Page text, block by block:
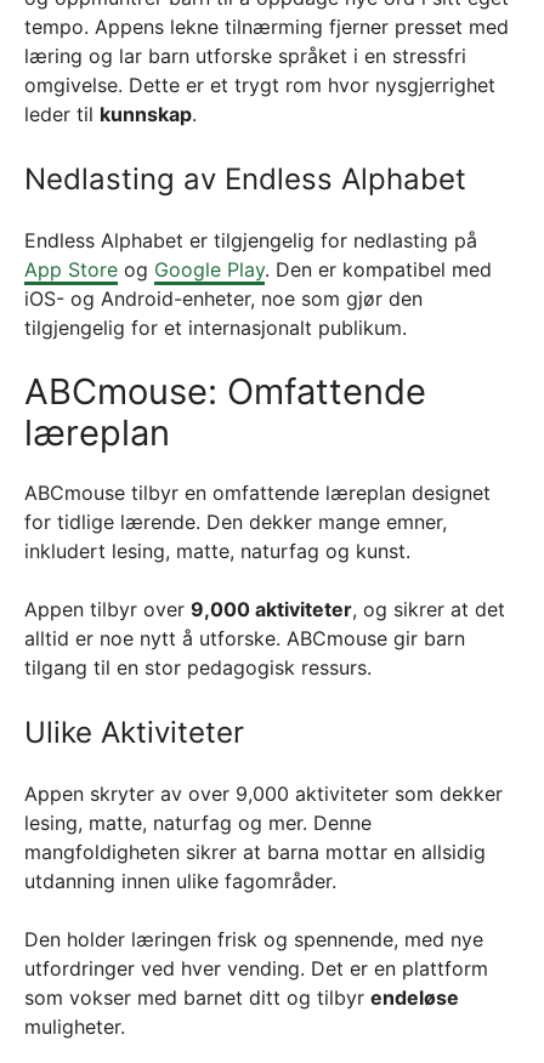
tempo. Appens lekne tilnærming fjerner presset med
læring og lar barn utforske språket i en stressfri
omgivelse. Dette er et trygt rom hvor nysgjerrighet
leder til kunnskap.
Nedlasting av Endless Alphabet
Endless Alphabet er tilgjengelig for nedlasting på
App Store og Google Play. Den er kompatibel med
iOS- og Android-enheter, noe som gjør den
tilgjengelig for et internasjonalt publikum.
ABCmouse: Omfattende
læreplan
ABCmouse tilbyr en omfattende læreplan designet
for tidlige lærende. Den dekker mange emner,
inkludert lesing, matte, naturfag og kunst.
Appen tilbyr over 9,000 aktiviteter, og sikrer at det
alltid er noe nytt å utforske. ABCmouse gir barn
tilgang til en stor pedagogisk ressurs.
Ulike Aktiviteter
Appen skryter av over 9,000 aktiviteter som dekker
lesing, matte, naturfag og mer. Denne
mangfoldigheten sikrer at barna mottar en allsidig
utdanning innen ulike fagområder.
Den holder læringen frisk og spennende, med nye
utfordringer ved hver vending. Det er en plattform
som vokser med barnet ditt og tilbyr endeløse
muligheter.